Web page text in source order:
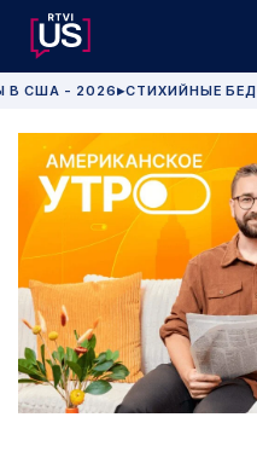
В США - 2026 ▶СТИХИЙНЫЕ